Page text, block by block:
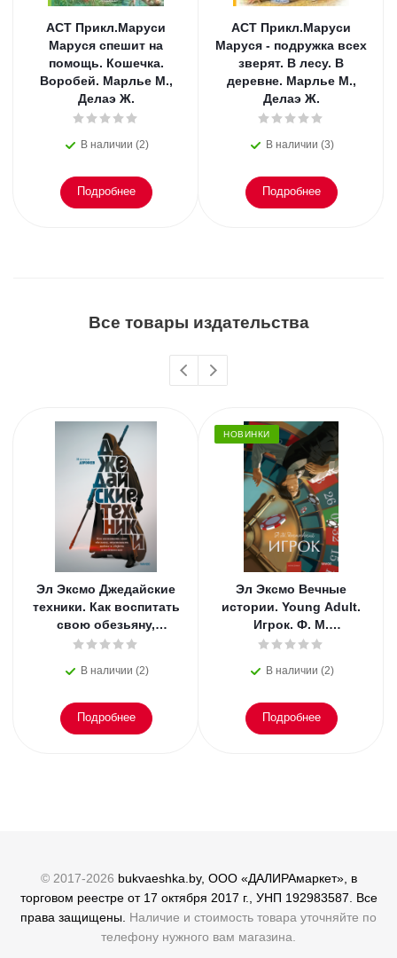
АСТ Прикл.Маруси
Маруся спешит на
помощь. Кошечка.
Воробей. Марлье М.,
Делаэ Ж.
В наличии (2)
Подробнее
АСТ Прикл.Маруси
Маруся - подружка всех
зверят. В лесу. В
деревне. Марлье М.,
Делаэ Ж.
В наличии (3)
Подробнее
Все товары издательства
Эл Эксмо Джедайские
техники. Как воспитать
свою обезьяну,
опустошить инбокс и
В наличии (2)
Подробнее
НОВИНКИ
Эл Эксмо Вечные
истории. Young Adult.
Игрок. Ф. М.
Достоевский
В наличии (2)
Подробнее
© 2017-2026 bukvaeshka.by, ООО «ДАЛИРАмаркет», в
торговом реестре от 17 октября 2017 г., УНП 192983587. Все
права защищены. Наличие и стоимость товара уточняйте по
телефону нужного вам магазина.